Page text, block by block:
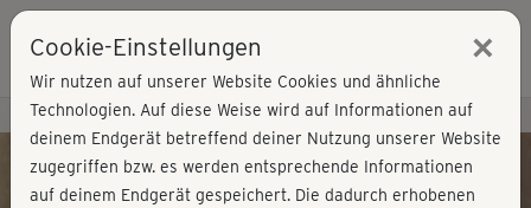
Kursvorschau - Jetzt mitmachen!
Cookie-Einstellungen ×
Wir nutzen auf unserer Website Cookies und ähnliche
Technologien. Auf diese Weise wird auf Informationen auf
deinem Endgerät betreffend deiner Nutzung unserer Website
zugegriffen bzw. es werden entsprechende Informationen
auf deinem Endgerät gespeichert. Die dadurch erhobenen